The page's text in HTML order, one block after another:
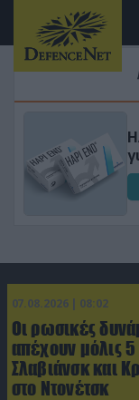
07.08.2026 | 08:02
Οι ρωσικές
απέχουν μόλις
Σλαβιάνσκ και
στο Ντονέτσκ